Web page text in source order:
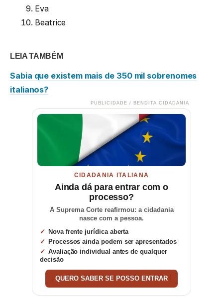
Eva
Beatrice
LEIA TAMBÉM
Sabia que existem mais de 350 mil sobrenomes
italianos?
PUBLICIDADE / BENDITA CIDADANIA
CIDADANIA ITALIANA
Ainda dá para entrar com o
processo?
A Suprema Corte reafirmou: a cidadania
nasce com a pessoa.
Nova frente jurídica aberta
Processos ainda podem ser apresentados
Avaliação individual antes de qualquer
decisão
QUERO SABER SE POSSO ENTRAR